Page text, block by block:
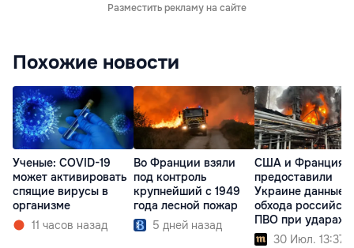
Разместить рекламу на сайте
Похожие новости
Ученые: COVID-19
может активировать
спящие вирусы в
организме
11 часов назад
Во Франции взяли
под контроль
крупнейший с 1949
года лесной пожар
5 дней назад
США и Франция
предоставили
Украине данные
обхода
ПВО при ударах
НПЗ30 Июл. 13:37